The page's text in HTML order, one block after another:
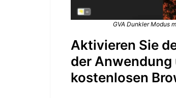
GVA Dunkler Modus
Aktivieren Sie
der
kostenlosen